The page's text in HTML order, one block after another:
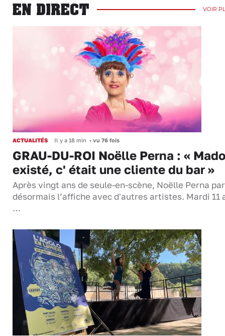
EN DIRECT VOIR
ACTUALITÉS Il y a 18 min • vu 76 fois
GRAU-DU-ROI Noëlle Perna : «
existé, c' était une cliente du bar »
Après vingt ans de seule-en-scène, Noëlle Perna
désormais l’affiche avec d'autres artistes. Mardi 11
…